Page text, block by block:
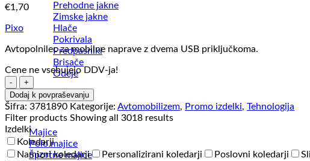
Prehodne jakne
Zimske jakne
Hlače
Pokrivala
Predpasniki
Brisače
Odeje
Vsi artikli
Majice
Polo majice
Športne majice
€1,70
Pixo
Avtopolnilec za mobilne naprave z dvema USB priključkoma.
Cene ne vsebujejo DDV-ja!
Avtomobilski
polnilnik
-
Pilar
količina
Dodaj k povpraševanju
Šifra: 3781890 Kategorije: Avtomobilizem, Promo izdelki, Tehnologija
Filter products Showing all 3018 results
Izdelki
Koledarji
Namizni koledarji
Personalizirani koledarji Poslovni koledarji